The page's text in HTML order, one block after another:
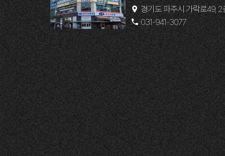
경기도 파주시 가락로49,
031-941-3077